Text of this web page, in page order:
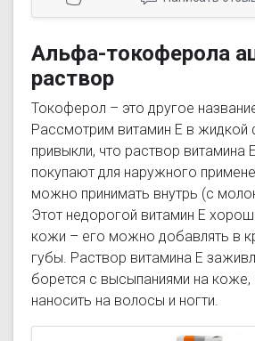
Альфа-токоферола
раствор
Токоферол – это другое
Рассмотрим витамин Е в
привыкли, что раствор витамина
покупают для наружного
можно принимать внутрь (с
Этот недорогой витамин Е
кожи – его можно добавлять в
губы. Раствор витамина Е
борется с высыпаниями на
наносить на волосы и ногти.